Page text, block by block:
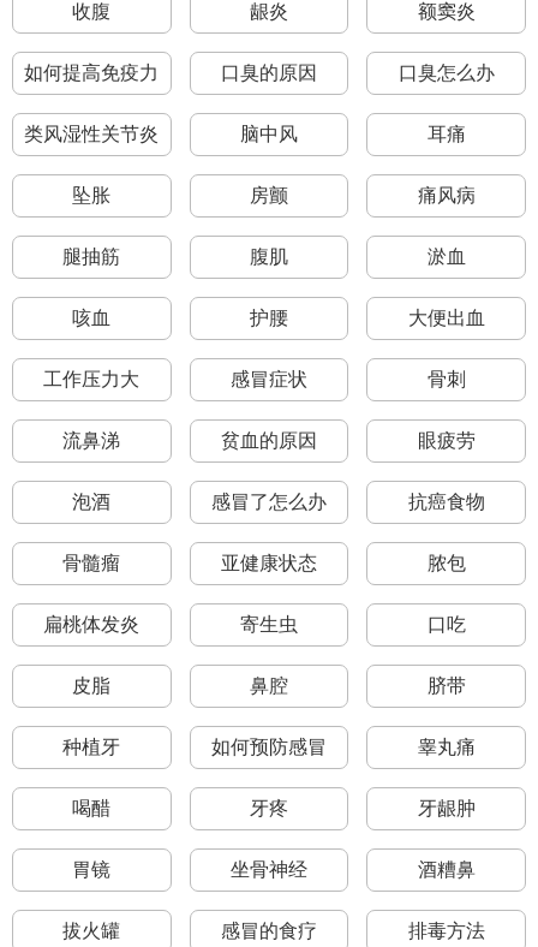
收腹 龈炎 额窦炎
如何提高免疫力 口臭的原因 口臭怎么办
类风湿性关节炎 脑中风 耳痛
坠胀 房颤 痛风病
腿抽筋 腹肌 淤血
咳血 护腰 大便出血
工作压力大 感冒症状 骨刺
流鼻涕 贫血的原因 眼疲劳
泡酒 感冒了怎么办 抗癌食物
骨髓瘤 亚健康状态 脓包
扁桃体发炎 寄生虫 口吃
皮脂 鼻腔 脐带
种植牙 如何预防感冒 睾丸痛
喝醋 牙疼 牙龈肿
胃镜 坐骨神经 酒糟鼻
拔火罐 感冒的食疗 排毒方法